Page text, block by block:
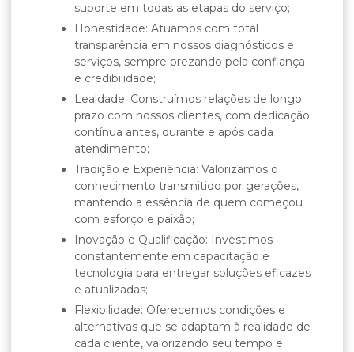
suporte em todas as etapas do serviço;
Honestidade: Atuamos com total
transparência em nossos diagnósticos e
serviços, sempre prezando pela confiança
e credibilidade;
Lealdade: Construímos relações de longo
prazo com nossos clientes, com dedicação
contínua antes, durante e após cada
atendimento;
Tradição e Experiência: Valorizamos o
conhecimento transmitido por gerações,
mantendo a essência de quem começou
com esforço e paixão;
constantemente em capacitação e
tecnologia para entregar soluções eficazes
e atualizadas;
Flexibilidade: Oferecemos condições e
alternativas que se adaptam à realidade de
cada cliente, valorizando seu tempo e